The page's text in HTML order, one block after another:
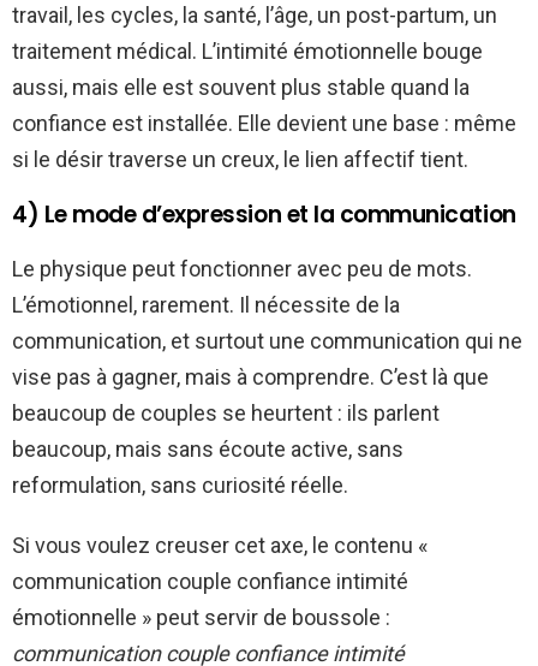
travail, les cycles, la santé, l’âge, un post-partum, un
traitement médical. L’intimité émotionnelle bouge
aussi, mais elle est souvent plus stable quand la
confiance est installée. Elle devient une base : même
si le désir traverse un creux, le lien affectif tient.
4) Le mode d’expression et la communication
Le physique peut fonctionner avec peu de mots.
L’émotionnel, rarement. Il nécessite de la
communication, et surtout une communication qui ne
vise pas à gagner, mais à comprendre. C’est là que
beaucoup de couples se heurtent : ils parlent
beaucoup, mais sans écoute active, sans
reformulation, sans curiosité réelle.
Si vous voulez creuser cet axe, le contenu «
communication couple confiance intimité
émotionnelle » peut servir de boussole :
communication couple confiance intimité